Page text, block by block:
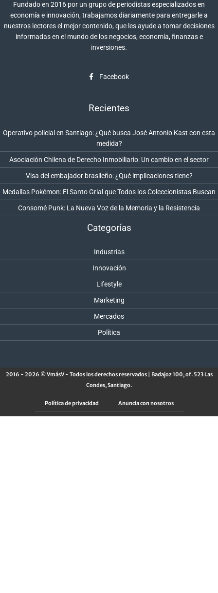
Fundado en 2016 por un grupo de periodistas especializados en
economía e innovación, trabajamos diariamente para entregarle a
nuestros lectores el mejor contenido, que les ayude a tomar decisiones
informadas en el mundo de los negocios, economía, finanzas e
inversiones.
Facebook
Recientes
Operativo policial en Santiago: ¿Qué busca José Antonio Kast con esta
medida?
Asociación Chilena de Derecho Inmobiliario: Un cambio en el sector
Visa del embajador brasileño: ¿Qué implicaciones tiene?
Medallas Pokémon: El Santo Grial que Todos los Coleccionistas Buscan
Consomé Punk: La Nueva Voz de la Memoria y la Resistencia
Categorías
Industrias
Innovación
Lifestyle
Marketing
Mercados
Política
2016 - 2026 © VmásV - Todos los derechos reservados | Badajoz 100, of. 523 Las
Condes, Santiago.
Política de privacidad Anuncia con nosotros